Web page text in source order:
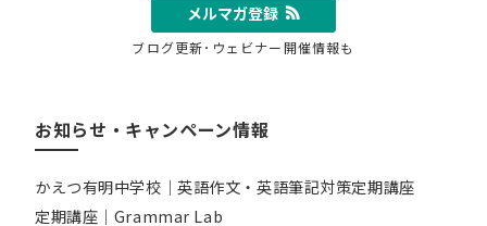
メルマガ登録
ブログ更新･ウェビナー開催情報も
お知らせ・キャンペーン情報
かえつ有明中学校｜英語作文・英語筆記対策定期講座
定期講座｜Grammar Lab